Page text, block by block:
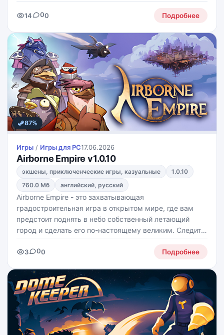
а не "магия, и оно работает". 3. Исследование
островов с сюрпризами: новые племена,
14 00 Подробнее
87%
Игры / Игры для PС17.06.2026
Airborne Empire v1.0.10
экшены, приключенческие игры, казуальные
1.0.10
760.0 Мб
английский, русский
Airborne Empire - это захватывающая
градостроительная игра в открытом мире, где вам
предстоит поднять в небо собственный летающий
город и сделать его по-настоящему великим. Следите
за балансом подъёмной силы, тяги и равновесия,
развивайте инфраструктуру, заботьтесь о жителях и
3 00 Подробнее